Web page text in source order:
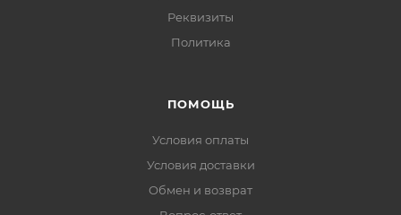
Реквизиты
Политика
ПОМОЩЬ
Условия оплаты
Условия доставки
Обмен и возврат